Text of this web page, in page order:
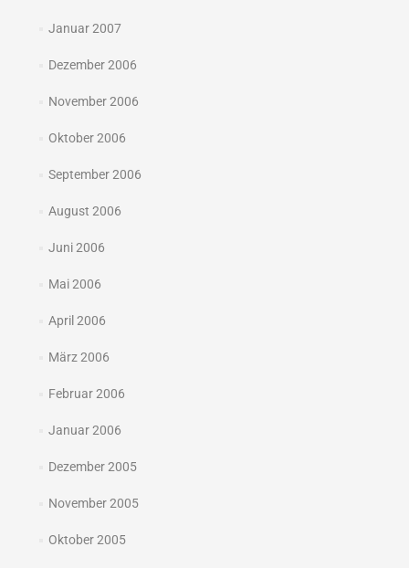
Januar 2007
Dezember 2006
November 2006
Oktober 2006
September 2006
August 2006
Juni 2006
Mai 2006
April 2006
März 2006
Februar 2006
Januar 2006
Dezember 2005
November 2005
Oktober 2005